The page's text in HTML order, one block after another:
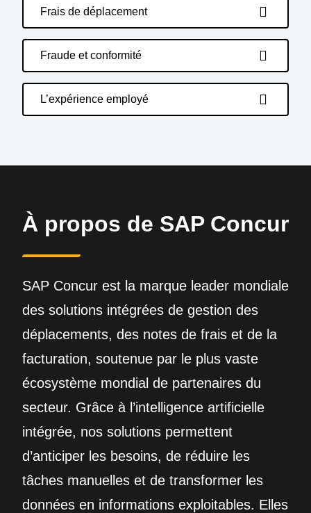
Frais de déplacement
Fraude et conformité
L’expérience employé
À propos de SAP Concur
SAP Concur est la marque leader mondiale
des solutions intégrées de gestion des
déplacements, des notes de frais et de la
facturation, soutenue par le plus vaste
écosystème mondial de partenaires du
secteur. Grâce à l’intelligence artificielle
intégrée, nos solutions permettent
d’anticiper les besoins, de réduire les
tâches manuelles et de transformer les
données en informations exploitables. Elles